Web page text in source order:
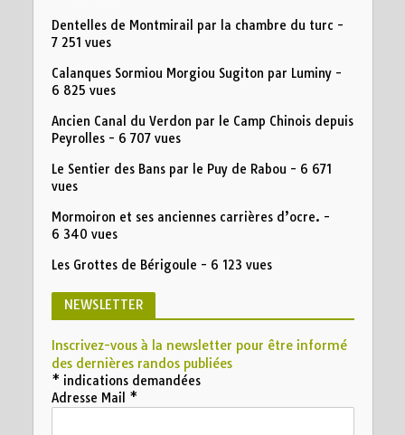
Dentelles de Montmirail par la chambre du turc -
7 251 vues
Calanques Sormiou Morgiou Sugiton par Luminy-
6 825 vues
Ancien Canal du Verdon par le Camp Chinois depuis
Peyrolles- 6 707 vues
Le Sentier des Bans par le Puy de Rabou - 6 671
vues
Mormoiron et ses anciennes carrières d’ocre. -
6 340 vues
Les Grottes de Bérigoule - 6 123 vues
NEWSLETTER
Inscrivez-vous à la newsletter pour être informé
des dernières randos publiées
* indications demandées
Adresse Mail *